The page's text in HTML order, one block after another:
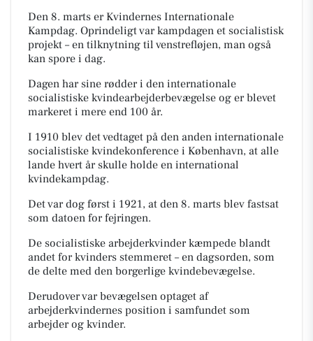
Den 8. marts er Kvindernes Internationale
Kampdag. Oprindeligt var kampdagen et socialistisk
projekt – en tilknytning til venstrefløjen, man også
kan spore i dag.
Dagen har sine rødder i den internationale
socialistiske kvindearbejderbevægelse og er blevet
markeret i mere end 100 år.
I 1910 blev det vedtaget på den anden internationale
socialistiske kvindekonference i København, at alle
lande hvert år skulle holde en international
kvindekampdag.
Det var dog først i 1921, at den 8. marts blev fastsat
som datoen for fejringen.
De socialistiske arbejderkvinder kæmpede blandt
andet for kvinders stemmeret – en dagsorden, som
de delte med den borgerlige kvindebevægelse.
Derudover var bevægelsen optaget af
arbejderkvindernes position i samfundet som
arbejderog kvinder.